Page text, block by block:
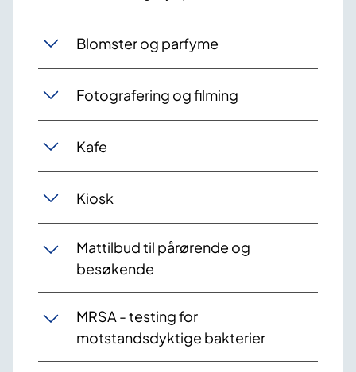
Blomster og parfyme
Fotografering og filming
Kafe
Kiosk
Mattilbud til pårørende og
besøkende
MRSA - testing for
motstandsdyktige bakterier